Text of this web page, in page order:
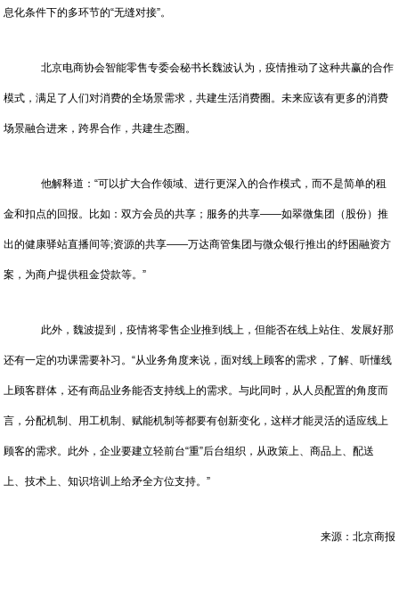
息化条件下的多环节的“无缝对接”。
北京电商协会智能零售专委会秘书长魏波认为，疫情推动了这种共赢的合作
模式，满足了人们对消费的全场景需求，共建生活消费圈。未来应该有更多的消费
场景融合进来，跨界合作，共建生态圈。
他解释道：“可以扩大合作领域、进行更深入的合作模式，而不是简单的租
金和扣点的回报。比如：双方会员的共享；服务的共享——如翠微集团（股份）推
出的健康驿站直播间等;资源的共享——万达商管集团与微众银行推出的纾困融资方
案，为商户提供租金贷款等。”
此外，魏波提到，疫情将零售企业推到线上，但能否在线上站住、发展好那
还有一定的功课需要补习。“从业务角度来说，面对线上顾客的需求，了解、听懂线
上顾客群体，还有商品业务能否支持线上的需求。与此同时，从人员配置的角度而
言，分配机制、用工机制、赋能机制等都要有创新变化，这样才能灵活的适应线上
顾客的需求。此外，企业要建立轻前台“重”后台组织，从政策上、商品上、配送
上、技术上、知识培训上给矛全方位支持。”
来源：北京商报